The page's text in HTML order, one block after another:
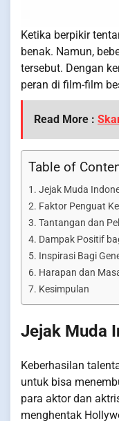
Ketika berpikir
benak. Namun,
tersebut. Dengan
peran di film-film
Read More :
Table of
Jejak Muda
Faktor Penguat
Tantangan dan
Dampak Positif
Inspirasi Bagi
Harapan dan
Kesimpulan
Jejak Muda
Keberhasilan
untuk bisa
para aktor dan
menghentak